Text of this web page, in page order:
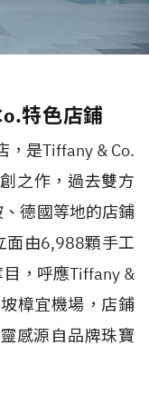
特色店鋪
，是Tiffany & Co.
之作，過去雙方
德國等地的店鋪
面由6,988顆手工
，呼應Tiffany &
樟宜機場，店鋪
感源自品牌珠寶